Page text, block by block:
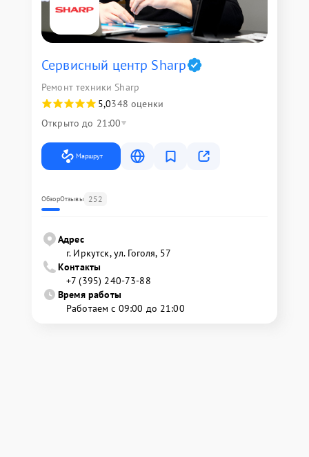
Сервисный центр Sharp
Ремонт техники Sharp
5,0348 оценки
Открыто до 21:00
Маршрут
ОбзорОтзывы 252
Адрес
г. Иркутск, ул. ​Гоголя, 57
Контакты
+7 (395) 240-73-88
Время работы
Работаем с 09:00 до 21:00